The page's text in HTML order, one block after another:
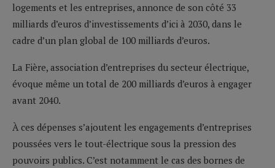
logements et les entreprises, annonce de son côté 33
milliards d’euros d’investissements d’ici à 2030, dans le
cadre d’un plan global de 100 milliards d’euros.
La Fière, association d’entreprises du secteur électrique,
évoque même un total de 200 milliards d’euros à engager
avant 2040.
À ces dépenses s’ajoutent les engagements d’entreprises
poussées vers le tout-électrique sous la pression des
pouvoirs publics. C’est notamment le cas des bornes de